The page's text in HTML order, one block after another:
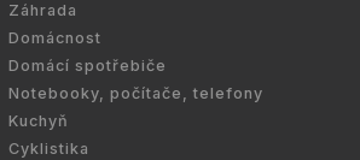
Záhrada
Domácnost
Domácí spotřebiče
Notebooky, počítače, telefony
Kuchyň
Cyklistika